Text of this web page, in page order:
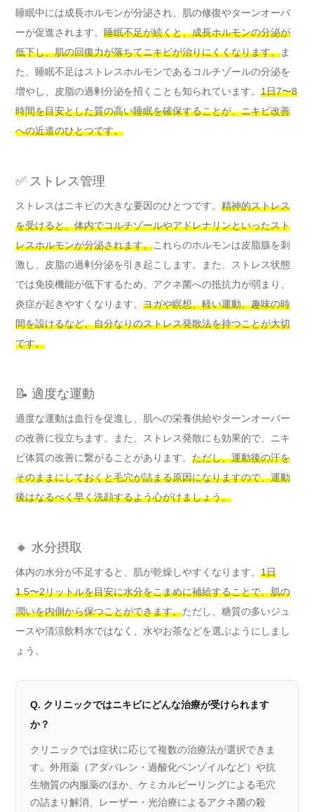
睡眠中には成長ホルモンが分泌され、肌の修復やターンオーバ
ーが促進されます。 睡眠不足が続くと、成長ホルモンの分泌が
低下し、肌の回復力が落ちてニキビが治りにくくなります。ま
た、睡眠不足はストレスホルモンであるコルチゾールの分泌を
増やし、皮脂の過剰分泌を招くことも知られています。 1日7〜8
時間を目安とした質の高い睡眠を確保することが、ニキビ改善
への近道のひとつです。
✅ ストレス管理
ストレスはニキビの大きな要因のひとつです。 精神的ストレス
を受けると、体内でコルチゾールやアドレナリンといったスト
レスホルモンが分泌されます。これらのホルモンは皮脂腺を刺
激し、皮脂の過剰分泌を引き起こします。また、ストレス状態
では免疫機能が低下するため、アクネ菌への抵抗力が弱まり、
炎症が起きやすくなります。 ヨガや瞑想、軽い運動、趣味の時
間を設けるなど、自分なりのストレス発散法を持つことが大切
です。
📝 適度な運動
適度な運動は血行を促進し、肌への栄養供給やターンオーバー
の改善に役立ちます。また、ストレス発散にも効果的で、ニキ
ビ体質の改善に繋がることがあります。 ただし、運動後の汗を
そのままにしておくと毛穴が詰まる原因になりますので、運動
後はなるべく早く洗顔するよう心がけましょう。
🔸 水分摂取
体内の水分が不足すると、肌が乾燥しやすくなります。 1日
1.5〜2リットルを目安に水分をこまめに補給することで、肌の
潤いを内側から保つことができます。ただし、糖質の多いジュ
ースや清涼飲料水ではなく、水やお茶などを選ぶようにしまし
ょう。
Q. クリニックではニキビにどんな治療が受けられます
か？
クリニックでは症状に応じて複数の治療法が選択できま
す。外用薬（アダパレン・過酸化ベンゾイルなど）や抗
生物質の内服薬のほか、ケミカルピーリングによる毛穴
の詰まり解消、レーザー・光治療によるアクネ菌の殺